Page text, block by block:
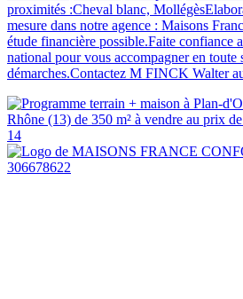
proximités :Cheval blanc,
mesure dans notre agence : Maisons
étude financière possible.Faite confiance
national pour vous accompagner en toute
démarches.Contactez M FINCK Walter
14